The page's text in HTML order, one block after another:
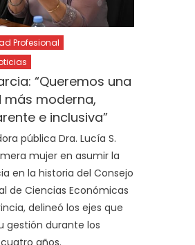
Profesional
“Queremos una
más moderna,
e inclusiva”
pública Dra. Lucía S.
mujer en asumir la
en la historia del Consejo
de Ciencias Económicas
delineó los ejes que
gestión durante los